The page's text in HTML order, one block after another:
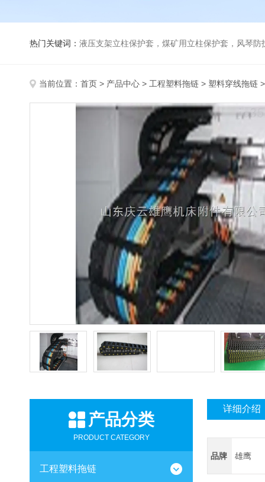
热门关键词： 液压支架立柱保护套，煤矿用立柱保护套，风琴
当前位置： 首页 > 产品中心 > 工程塑料拖链 > 塑料穿线拖链
产品分类
PRODUCT CATEGORY
工程塑料拖链
详细介绍
品牌 雄鹰